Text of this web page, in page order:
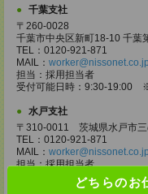
どちらのお
千葉支社
〒260-0028
千葉市中央区新町18-10 千葉
TEL：0120-921-871
MAIL： worker@nissonet.co.jp
担当：採用担当者
受付可能日時：9:30-19:00
水戸支社
〒310-0011 茨城県水戸市
TEL：0120-921-871
MAIL： worker@nissonet.co.jp
担当：採用担当者
受付可能日時：9:30-19:00